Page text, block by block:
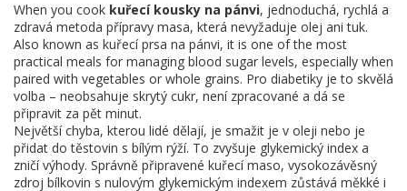
When you cook kuřecí kousky na pánvi, jednoduchá, rychlá a
zdravá metoda přípravy masa, která nevyžaduje olej ani tuk.
Also known as kuřecí prsa na pánvi, it is one of the most
practical meals for managing blood sugar levels, especially when
paired with vegetables or whole grains. Pro diabetiky je to skvělá
volba – neobsahuje skrytý cukr, není zpracované a dá se
připravit za pět minut.
Největší chyba, kterou lidé dělají, je smažit je v oleji nebo je
přidat do těstovin s bílým rýží. To zvyšuje glykemický index a
zničí výhody. Správně připravené kuřecí maso, vysokozávěsný
zdroj bílkovin s nulovým glykemickým indexem zůstává měkké i